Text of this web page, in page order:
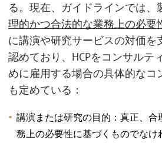
る。現在、ガイドラインでは、
理的かつ合法的な業務上の必要
に講演や研究サービスの対価を
認めており、HCPをコンサルテ
めに雇用する場合の具体的なコ
も定めている：
講演または研究の目的：真正、合
務上の必要性に基づくものでなけ